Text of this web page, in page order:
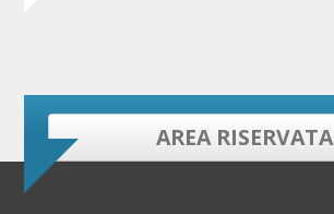
AREA RISERVATA